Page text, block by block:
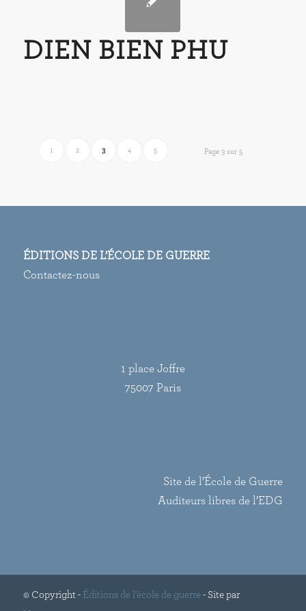
DIEN BIEN PHU
Page 3 sur 5
1 2 3 4 5
ÉDITIONS DE L’ÉCOLE DE GUERRE
Contactez-nous
1 place Joffre
75007 Paris
Site de l’École de Guerre
Auditeurs libres de l’EDG
© Copyright - Éditions de l'école de guerre- Site par